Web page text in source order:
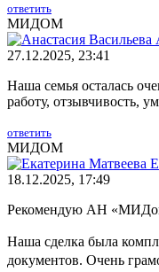
ответить
МИДОМ
27.12.2025, 23:41
Наша семья осталась
работу, отзывчивость,
ответить
МИДОМ
18.12.2025, 17:49
Рекомендую АН
Наша сделка была
документов. Очень